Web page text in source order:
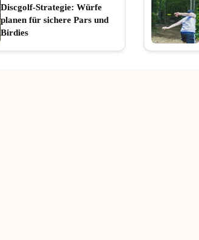
Discgolf-Strategie: Würfe
planen für sichere Pars und
Birdies